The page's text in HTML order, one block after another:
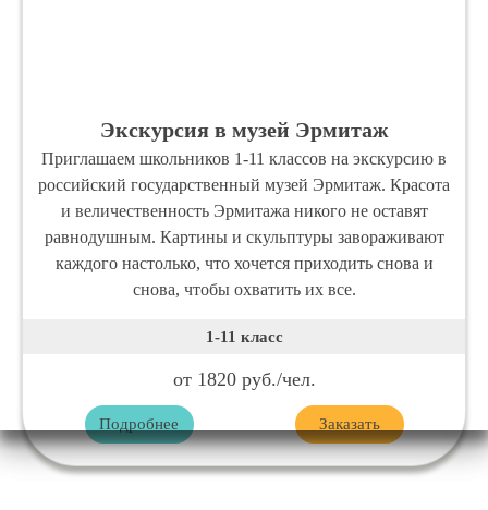
Экскурсия в музей Эрмитаж
Приглашаем школьников 1-11 классов на экскурсию в
российский государственный музей Эрмитаж. Красота
и величественность Эрмитажа никого не оставят
равнодушным. Картины и скульптуры завораживают
каждого настолько, что хочется приходить снова и
снова, чтобы охватить их все.
1-11 класс
от 1820 руб./чел.
Подробнее Заказать